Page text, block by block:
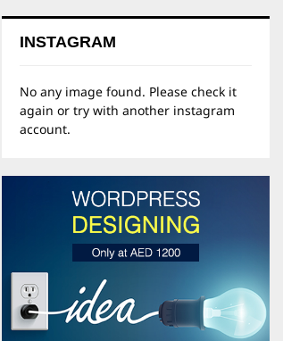
INSTAGRAM
No any image found. Please check it
again or try with another instagram
account.